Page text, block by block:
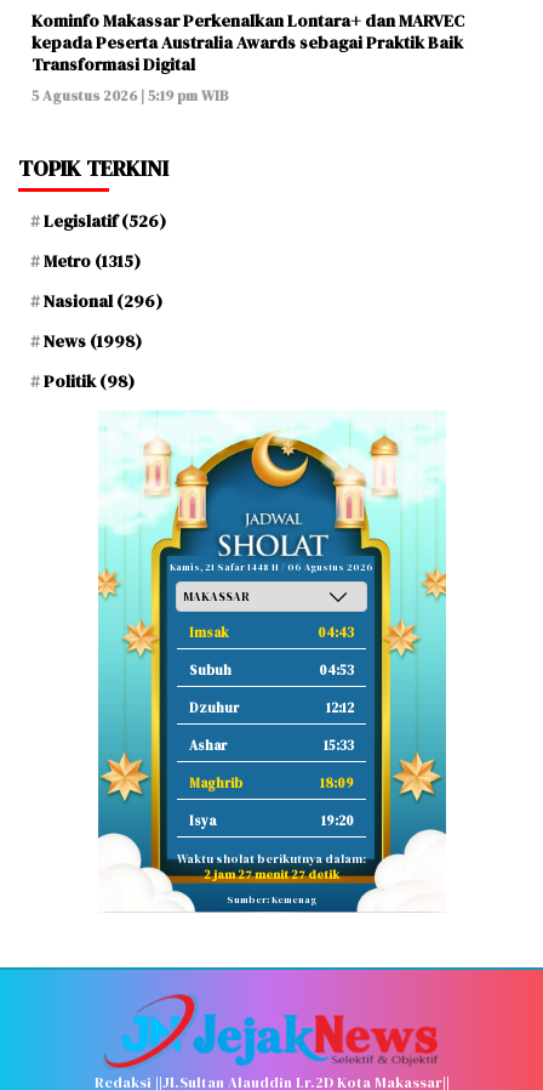
Kominfo Makassar Perkenalkan Lontara+ dan MARVEC
kepada Peserta Australia Awards sebagai Praktik Baik
Transformasi Digital
5 Agustus 2026 | 5:19 pm WIB
TOPIK TERKINI
Legislatif(526)
Metro (1315)
Nasional(296)
News (1998)
Politik(98)
Kamis, 21 Safar 1448 H / 06 Agustus 2026
Imsak 04:43
Subuh 04:53
Dzuhur 12:12
Ashar 15:33
Maghrib 18:09
Isya 19:20
Waktu sholat berikutnya dalam:
2 jam 27 menit 26 detik
Sumber: Kemenag
Redaksi ||Jl.Sultan Alauddin Lr.2D Kota Makassar||